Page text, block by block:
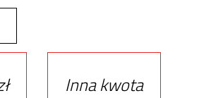
Inna kwota